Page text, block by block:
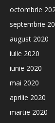
octombrie
septembrie
august 2020
iulie 2020
iunie 2020
mai 2020
aprilie 2020
martie 2020